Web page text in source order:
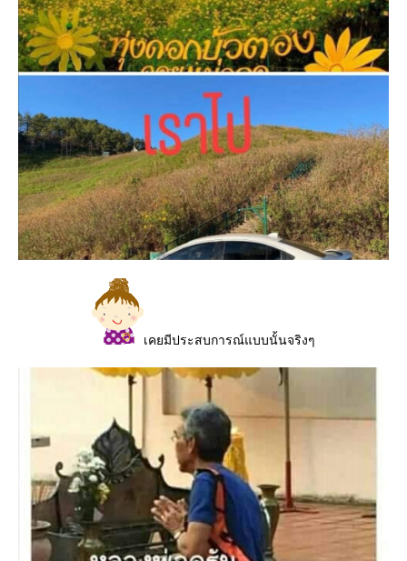
เคยมีประสบการณ์แบบนั้นจริงๆ